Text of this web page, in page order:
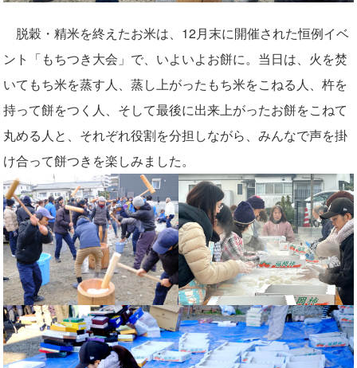
脱穀・精米を終えたお米は、12月末に開催された恒例イベ
ント「もちつき大会」で、いよいよお餅に。当日は、火を焚
いてもち米を蒸す人、蒸し上がったもち米をこねる人、杵を
持って餅をつく人、そして最後に出来上がったお餅をこねて
丸める人と、それぞれ役割を分担しながら、みんなで声を掛
け合って餅つきを楽しみました。